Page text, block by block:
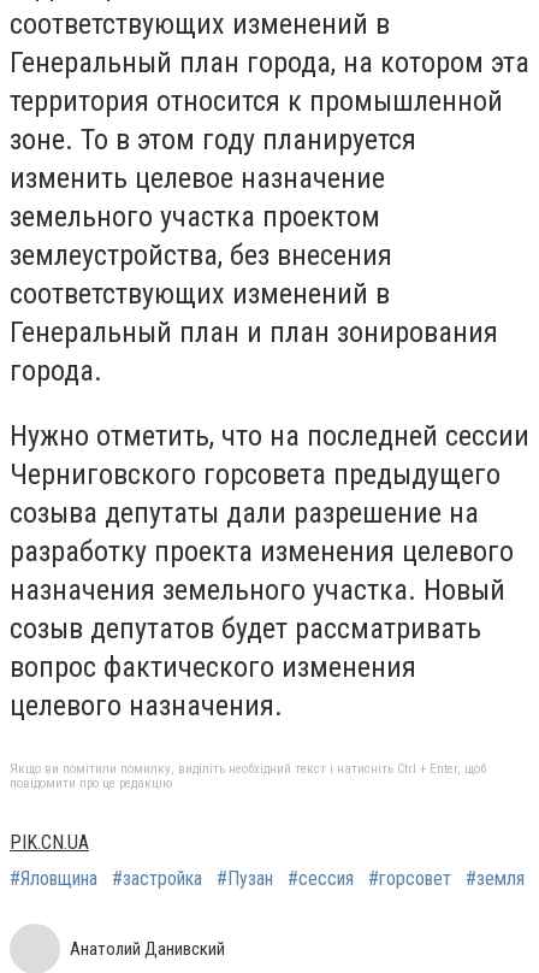
соответствующих изменений в
Генеральный план города, на котором эта
территория относится к промышленной
зоне. То в этом году планируется
изменить целевое назначение
земельного участка проектом
землеустройства, без внесения
соответствующих изменений в
Генеральный план и план зонирования
города.
Нужно отметить, что на последней сессии
Черниговского горсовета предыдущего
созыва депутаты дали разрешение на
разработку проекта изменения целевого
назначения земельного участка. Новый
созыв депутатов будет рассматривать
вопрос фактического изменения
целевого назначения.
Якщо ви помітили помилку, виділіть необхідний текст і натисніть Ctrl + Enter, щоб
повідомити про це редакцію
PIK.CN.UA
#Яловщина
#застройка #Пузан #сессия #горсовет #земля
Анатолий Данивский